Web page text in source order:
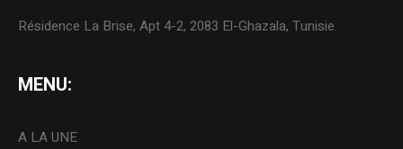
Résidence La Brise, Apt 4-2, 2083 El-Ghazala, Tunisie.
MENU:
A LA UNE